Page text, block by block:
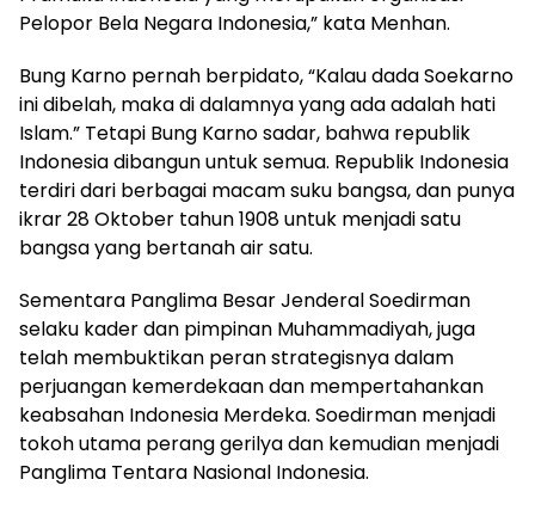
Pelopor Bela Negara Indonesia,” kata Menhan.
Bung Karno pernah berpidato, “Kalau dada Soekarno
ini dibelah, maka di dalamnya yang ada adalah hati
Islam.” Tetapi Bung Karno sadar, bahwa republik
Indonesia dibangun untuk semua. Republik Indonesia
terdiri dari berbagai macam suku bangsa, dan punya
ikrar 28 Oktober tahun 1908 untuk menjadi satu
bangsa yang bertanah air satu.
Sementara Panglima Besar Jenderal Soedirman
selaku kader dan pimpinan Muhammadiyah, juga
telah membuktikan peran strategisnya dalam
perjuangan kemerdekaan dan mempertahankan
keabsahan Indonesia Merdeka. Soedirman menjadi
tokoh utama perang gerilya dan kemudian menjadi
Panglima Tentara Nasional Indonesia.